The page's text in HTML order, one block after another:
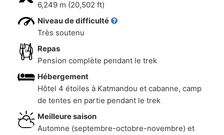
6,249 m (20,502 ft)
Niveau de difficulté
Très soutenu
Repas
Pension complète pendant le trek
Hébergement
Hôtel 4 étoiles à Katmandou et cabanne, camp
de tentes en partie pendant le trek
Meilleure saison
Automne (septembre-octobre-novembre) et